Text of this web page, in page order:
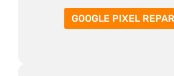
GOOGLE PIXEL